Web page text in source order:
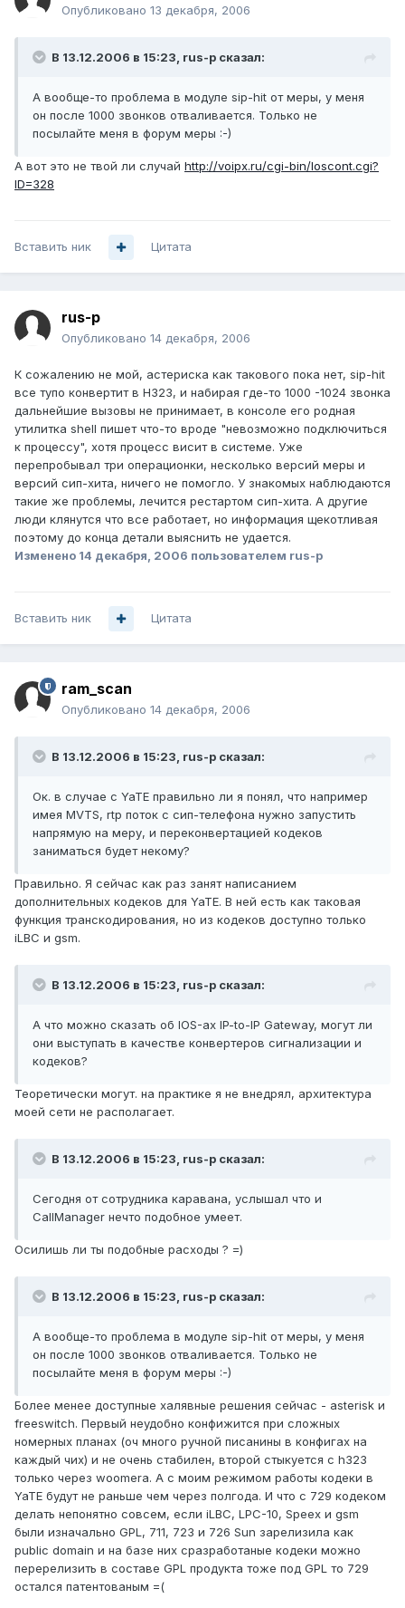
Опубликовано 13 декабря, 2006
В 13.12.2006 в 15:23, rus-p сказал:
А вообще-то проблема в модуле sip-hit от меры, у меня
он после 1000 звонков отваливается. Только не
посылайте меня в форум меры :-)
А вот это не твой ли случай http://voipx.ru/cgi-bin/loscont.cgi?
ID=328
Вставить ник Цитата
rus-p
Опубликовано 14 декабря, 2006
К сожалению не мой, астериска как такового пока нет, sip-hit
все тупо конвертит в H323, и набирая где-то 1000 -1024 звонка
дальнейшие вызовы не принимает, в консоле его родная
утилитка shell пишет что-то вроде "невозможно подключиться
к процессу", хотя процесс висит в системе. Уже
перепробывал три операционки, несколько версий меры и
версий сип-хита, ничего не помогло. У знакомых наблюдаются
такие же проблемы, лечится рестартом сип-хита. А другие
люди клянутся что все работает, но информация щекотливая
поэтому до конца детали выяснить не удается.
Изменено 14 декабря, 2006 пользователем rus-p
Вставить ник Цитата
ram_scan
Опубликовано 14 декабря, 2006
В 13.12.2006 в 15:23, rus-p сказал:
Ок. в случае с YaTE правильно ли я понял, что например
имея MVTS, rtp поток с сип-телефона нужно запустить
напрямую на меру, и переконвертацией кодеков
заниматься будет некому?
Правильно. Я сейчас как раз занят написанием
дополнительных кодеков для YaTE. В ней есть как таковая
функция транскодирования, но из кодеков доступно только
iLBC и gsm.
В 13.12.2006 в 15:23, rus-p сказал:
А что можно сказать об IOS-ах IP-to-IP Gateway, могут ли
они выступать в качестве конвертеров сигнализации и
кодеков?
Теоретически могут. на практике я не внедрял, архитектура
моей сети не располагает.
В 13.12.2006 в 15:23, rus-p сказал:
Сегодня от сотрудника каравана, услышал что и
CallManager нечто подобное умеет.
Осилишь ли ты подобные расходы ? =)
В 13.12.2006 в 15:23, rus-p сказал:
А вообще-то проблема в модуле sip-hit от меры, у меня
он после 1000 звонков отваливается. Только не
посылайте меня в форум меры :-)
Более менее доступные халявные решения сейчас - asterisk и
freeswitch. Первый неудобно конфижится при сложных
номерных планах (оч много ручной писанины в конфигах на
каждый чих) и не очень стабилен, второй стыкуется с h323
только через woomera. А с моим режимом работы кодеки в
YaTE будут не раньше чем через полгода. И что с 729 кодеком
делать непонятно совсем, если iLBC, LPC-10, Speex и gsm
были изначально GPL, 711, 723 и 726 Sun зарелизила как
public domain и на базе них сразработаные кодеки можно
перерелизить в составе GPL продукта тоже под GPL то 729
остался патентованым =(